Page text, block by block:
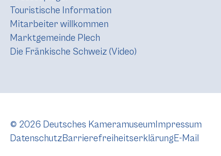
Touristische Information
Mitarbeiter willkommen
Marktgemeinde Plech
Die Fränkische Schweiz (Video)
© 2026 Deutsches Kameramuseum Impressum
DatenschutzBarrierefreiheitserklärungE-Mail